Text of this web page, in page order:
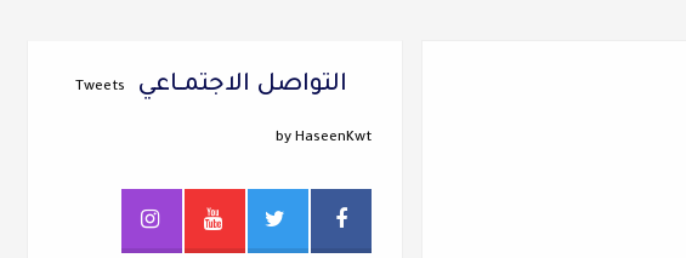
التواصل الاجتمــاعي Tweets
by HaseenKwt